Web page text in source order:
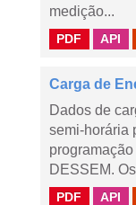
medição...
PDF API
Carga de
Dados de
semi-horária
DESSEM.
PDF API